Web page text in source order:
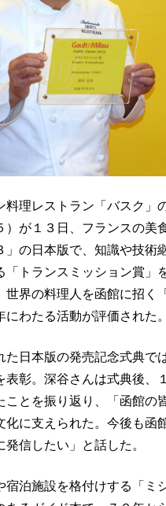
料理レストラン「バスク」
）が１３日、フランスの美
」の日本版で、知識や技術
「トランスミッション賞」
世界の料理人を函館に招く
にわたる活動が評価された
た日本版の発売記念式典で
表彰。深谷さんは式典後、
ことを振り返り、「函館の
化に支えられた。今後も函
信したい」と話した。
宿泊施設を格付けする「ミ